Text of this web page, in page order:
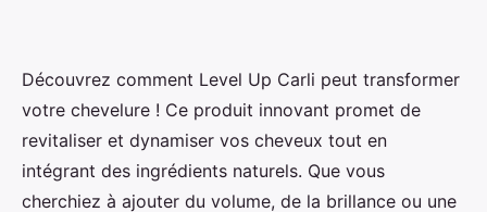
Découvrez comment Level Up Carli peut transformer
votre chevelure ! Ce produit innovant promet de
revitaliser et dynamiser vos cheveux tout en
intégrant des ingrédients naturels. Que vous
cherchiez à ajouter du volume, de la brillance ou une